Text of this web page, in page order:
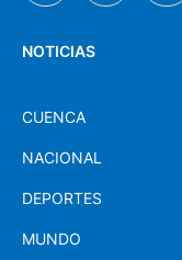
NOTICIAS
CUENCA
NACIONAL
DEPORTES
MUNDO